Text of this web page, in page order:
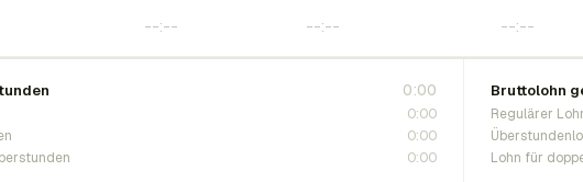
0:00
0:00
0:00
0:00
Bruttolohn
Regulärer
Lohn für